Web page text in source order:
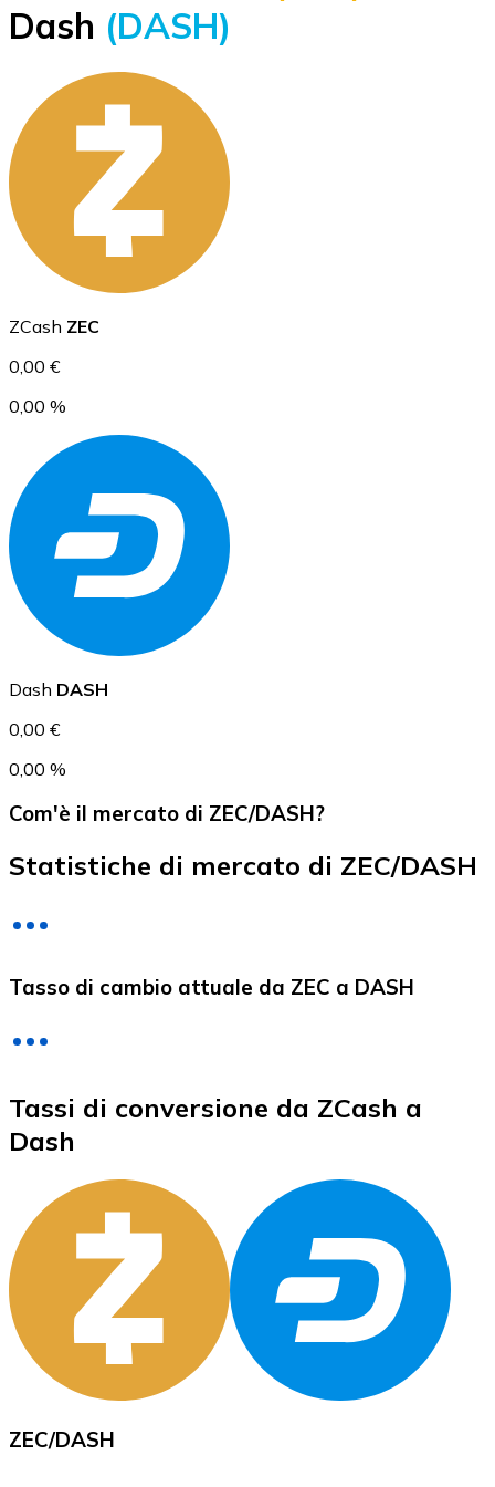
BTC
Ethereum
ETH
USD Coin
USDC
Dash (DASH)
ZCash ZEC
0,00 €
0,00 %
Dash DASH
0,00 €
0,00 %
Com'è il mercato di ZEC/DASH?
Statistiche di mercato di ZEC/DASH
Tasso di cambio attuale da ZEC a DASH
Tassi di conversione da ZCash a
Dash
ZEC/DASH